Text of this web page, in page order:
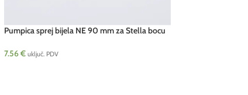
Pumpica sprej bijela NE 90 mm za Stella bocu
7.56€ uključ. PDV